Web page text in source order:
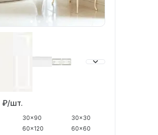
₽/шт.
30x90
30x30
60x120 60x60